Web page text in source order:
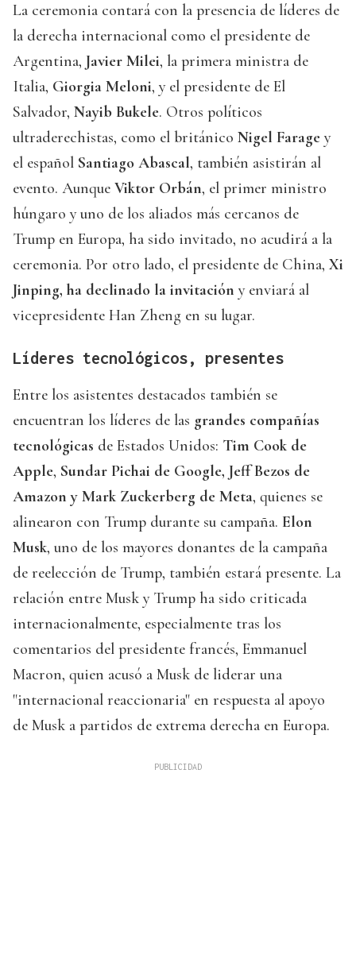
La ceremonia contará con la presencia de líderes de
la derecha internacional como el presidente de
Argentina, Javier Milei, la primera ministra de
Italia, Giorgia Meloni, y el presidente de El
Salvador, Nayib Bukele. Otros políticos
ultraderechistas, como el británico Nigel Farage y
el español Santiago Abascal, también asistirán al
evento. Aunque Viktor Orbán, el primer ministro
húngaro y uno de los aliados más cercanos de
Trump en Europa, ha sido invitado, no acudirá a la
ceremonia. Por otro lado, el presidente de China, Xi
Jinping, ha declinado la invitación y enviará al
vicepresidente Han Zheng en su lugar.
Líderes tecnológicos, presentes
Entre los asistentes destacados también se
encuentran los líderes de las grandes compañías
tecnológicas de Estados Unidos: Tim Cook de
Apple, Sundar Pichai de Google, Jeff Bezos de
Amazon y Mark Zuckerberg de Meta, quienes se
alinearon con Trump durante su campaña. Elon
Musk, uno de los mayores donantes de la campaña
de reelección de Trump, también estará presente. La
relación entre Musk y Trump ha sido criticada
internacionalmente, especialmente tras los
comentarios del presidente francés, Emmanuel
Macron, quien acusó a Musk de liderar una
"internacional reaccionaria" en respuesta al apoyo
de Musk a partidos de extrema derecha en Europa.